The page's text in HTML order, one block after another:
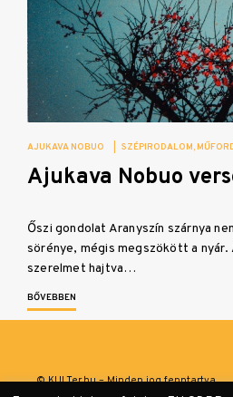
AJUKAVA NOBUO SZÉPIRODALOM
Ajukava Nobuo
Őszi gondolat Aranyszín szárnya
sörénye, mégis megszökött a nyár.
szerelmet hajtva…
BŐVEBBEN
© KULTer.hu – Minden jog fenntartva